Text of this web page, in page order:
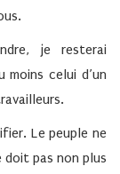
je resterai
celui d’un
Le peuple ne
doit pas non plus